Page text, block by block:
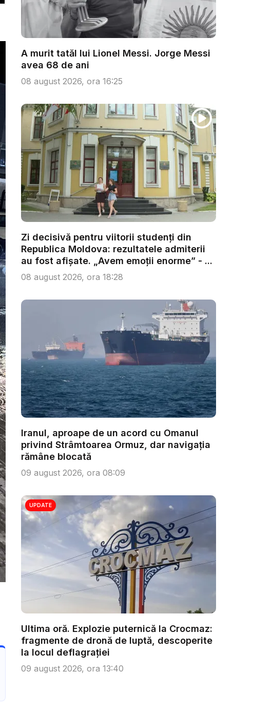
A murit tatăl lui Lionel Messi. Jorge Messi
avea 68 de ani
08 august 2026, ora 16:25
Zi decisivă pentru viitorii studenți din
Republica Moldova: rezultatele admiterii
au fost afișate. „Avem emoții enorme” - ...
08 august 2026, ora 18:28
Iranul, aproape de un acord cu Omanul
privind Strâmtoarea Ormuz, dar navigația
rămâne blocată
09 august 2026, ora 08:09
UPDATE
Ultima oră. Explozie puternică la Crocmaz:
fragmente de dronă de luptă, descoperite
la locul deflagrației
09 august 2026, ora 13:40